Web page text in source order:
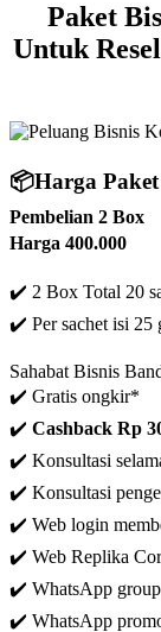
Paket
Untuk
📦Harga
Pembelian 2 Box
Harga 400.000
✔️ 2 Box Total 20
✔️ Per sachet isi 25
Sahabat Bisnis
✔️ Gratis ongkir*
✔️ Cashback Rp
✔️ Konsultasi
✔️ Konsultasi
✔️ Web login
✔️ Web Replika
✔️ WhatsApp
✔️ WhatsApp